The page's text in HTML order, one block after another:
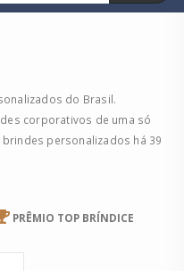
do Brasil.
corporativos de uma só
personalizados há 39
PRÊMIO TOP BRÍNDICE